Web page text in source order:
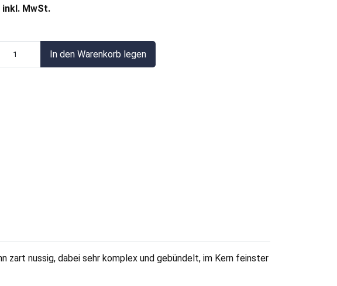
inkl. MwSt.
In den Warenkorb legen
zart nussig, dabei sehr komplex und gebündelt, im Kern feinster